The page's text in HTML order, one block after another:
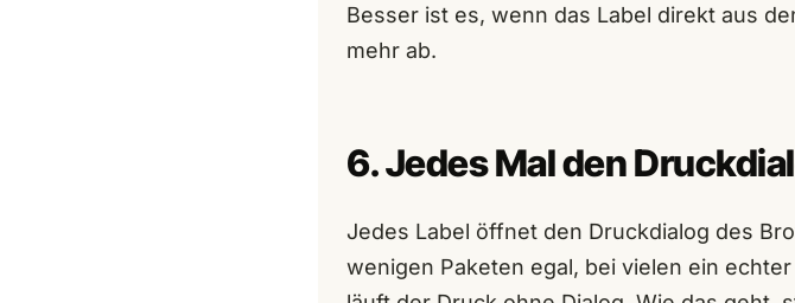
Besser ist es, wenn das Label direkt aus
mehr ab.
6. Jedes Mal den
Jedes Label öffnet den Druckdialog des
wenigen Paketen egal, bei vielen ein